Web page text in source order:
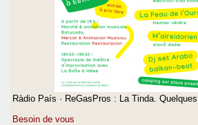
Ràdio País · ReGasPros : La Tinda.
Besoin de vous